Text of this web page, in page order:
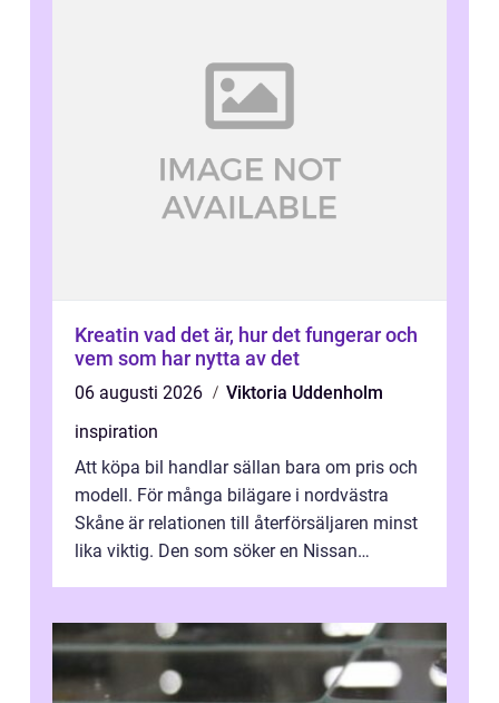
Kreatin vad det är, hur det fungerar och
vem som har nytta av det
06 augusti 2026
Viktoria Uddenholm
inspiration
Att köpa bil handlar sällan bara om pris och
modell. För många bilägare i nordvästra
Skåne är relationen till återförsäljaren minst
lika viktig. Den som söker en Nissan